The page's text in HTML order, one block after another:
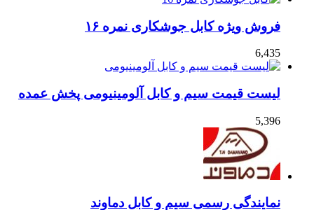
فروش ویژه کابل جوشکاری نمره ۱۶
6,435
لیست قیمت سیم و کابل آلومینیومی پخش عمده
5,396
نمایندگی رسمی سیم و کابل دماوند